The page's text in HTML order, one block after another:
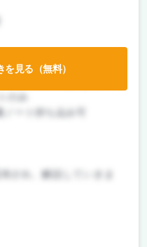
ノート持ち込み可
され、解説していきま
を見る（無料）